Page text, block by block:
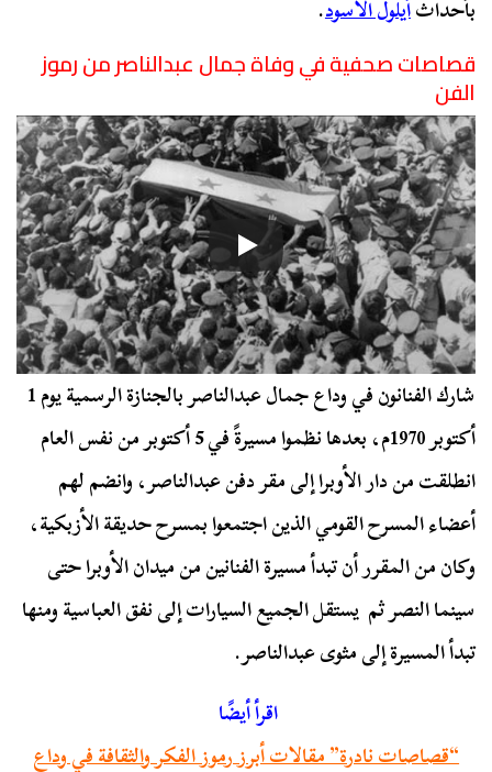
بأحداثأيلول الأسود.
قصاصات صحفية في وفاة جمال عبدالناصر من رموز
الفن
شارك الفنانون في وداع جمال عبدالناصر بالجنازة الرسمية يوم 1
أكتوبر 1970م، بعدها نظموا مسيرةً في 5 أكتوبر من نفس العام
انطلقت من دار الأوبرا إلى مقر دفن عبدالناصر، وانضم لهم
أعضاء المسرح القومي الذين اجتمعوا بمسرح حديقة الأزبكية،
وكان من المقرر أن تبدأ مسيرة الفنانين من ميدان الأوبرا حتى
سينما النصر ثم يستقل الجميع السيارات إلى نفق العباسية ومنها
تبدأ المسيرة إلى مثوى عبدالناصر.
اقرأ أيضًا
“قصاصات نادرة” مقالات أبرز رموز الفكر والثقافة في وداع